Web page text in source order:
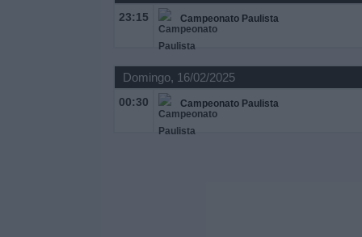
23:15 Campeonato Paulista
Domingo, 16/02/2025
00:30 Campeonato Paulista